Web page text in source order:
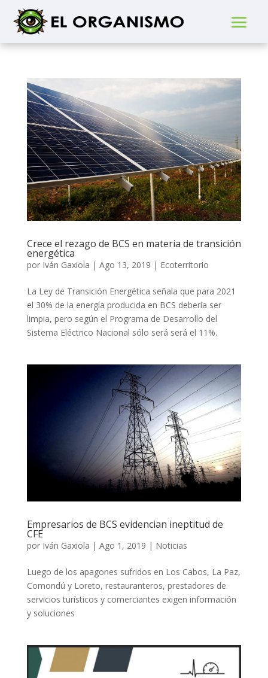
Crece el rezago de BCS en materia de transición
energética
por Iván Gaxiola | Ago 13, 2019 | Ecoterritorio
La Ley de Transición Energética señala que para 2021
el 30% de la energía producida en BCS debería ser
limpia, pero según el Programa de Desarrollo del
Sistema Eléctrico Nacional sólo será será el 11%.
Empresarios de BCS evidencian ineptitud de
CFE
por Iván Gaxiola | Ago 1, 2019 | Noticias
Luego de los apagones sufridos en Los Cabos, La Paz,
Comondú y Loreto, restauranteros, prestadores de
servicios turísticos y comerciantes exigen información
y soluciones